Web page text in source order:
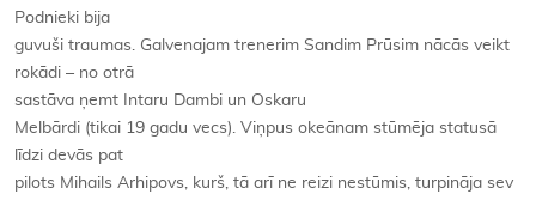
Podnieki bija
guvuši traumas. Galvenajam trenerim Sandim Prūsim nācās veikt
rokādi – no otrā
sastāva ņemt Intaru Dambi un Oskaru
Melbārdi (tikai 19 gadu vecs). Viņpus okeānam stūmēja statusā
līdzi devās pat
pilots Mihails Arhipovs, kurš, tā arī ne reizi nestūmis, turpināja sev